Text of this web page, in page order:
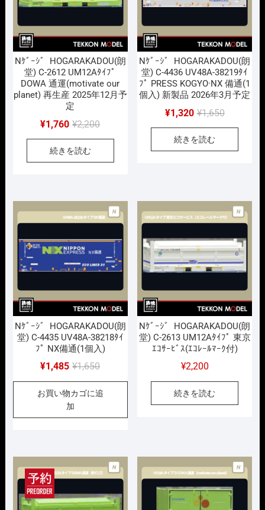
Nｹﾞｰｼﾞ HOGARAKADOU(朗
堂) C-2612 UM12Aﾀｲﾌﾟ
DOWA 通運(motivate our
planet) 再生産 2025年12月予
定
¥2,200元
の
格
で
し
た。
¥1,760
現
在
価
¥1,760
で
す。
続きを読む
Nｹﾞｰｼﾞ HOGARAKADOU(朗
堂) C-4436 UV48A-38219ﾀｲ
ﾌﾟ PRESS KOGYO·NX 備通(1
個入) 新製品 2026年3月予定
¥1,650元
の
格
し
た。
¥1,320
現
在
価
で
す。
続きを読む
Nｹﾞｰｼﾞ HOGARAKADOU(朗
堂) C-4435 UV48A-38218ﾀｲ
ﾌﾟ NX備通(1個入)
¥1,650元
の
価
し
た。
¥1,485
現
在
の
で
す。
お買い物カゴに追
加
Nｹﾞｰｼﾞ HOGARAKADOU(朗
堂) C-2613 UM12Aﾀｲﾌﾟ 東京
ｴｺｻｰﾋﾞｽ(ｴｺﾚｰﾙﾏｰｸ付)
¥2,200
続きを読む